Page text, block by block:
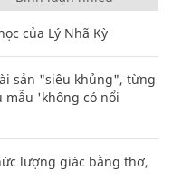
của Lý Nhã Kỳ
sản "siêu khủng", từng
mẫu 'không có nổi
lượng giác bằng thơ,